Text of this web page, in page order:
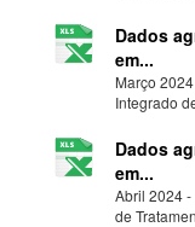
Dados
em...
Março
Integrado
Dados
em...
Abril 2024
de